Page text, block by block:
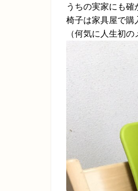
うちの実家にも確
椅子は家具屋で購
（何気に人生初